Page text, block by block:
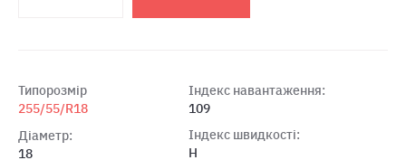
Типорозмір
255/55/R18
Діаметр:
18
Індекс навантаження:
109
Індекс швидкості:
H